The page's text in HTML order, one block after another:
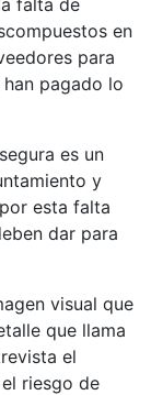
falta de
en
para
pagado lo
es un
y
esta falta
dar para
visual que
que llama
el
riesgo de